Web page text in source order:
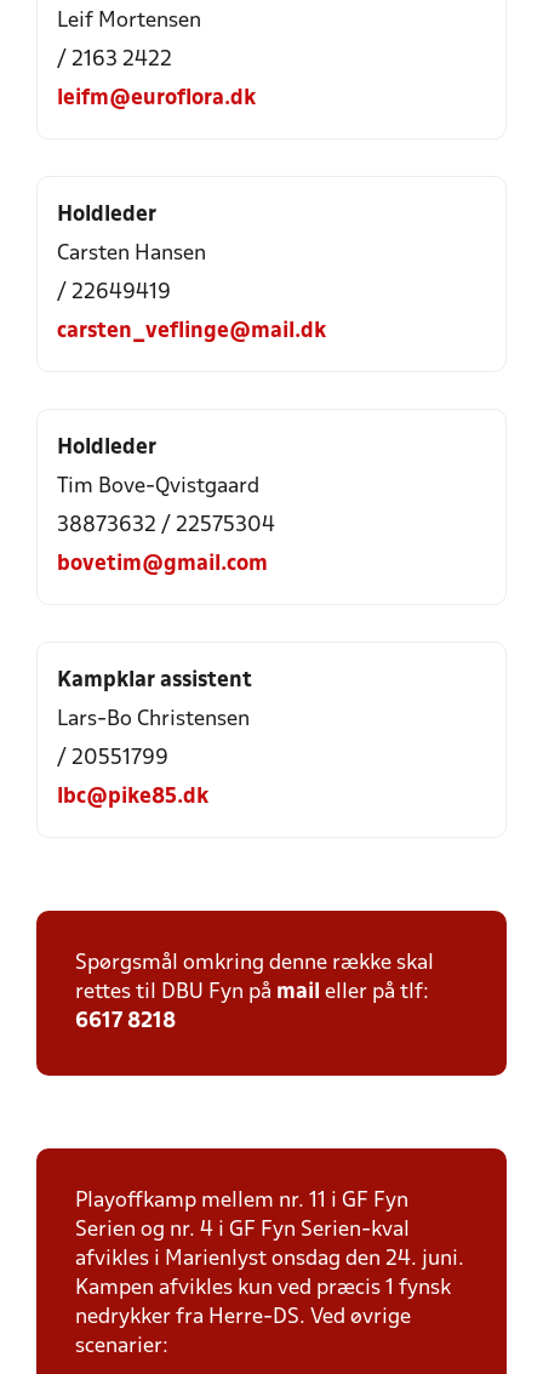
Leif Mortensen
/ 2163 2422
leifm@euroflora.dk
Holdleder
Carsten Hansen
/ 22649419
carsten_veflinge@mail.dk
Holdleder
Tim Bove-Qvistgaard
38873632 / 22575304
bovetim@gmail.com
Kampklar assistent
Lars-Bo Christensen
/ 20551799
lbc@pike85.dk
Spørgsmål omkring denne række skal
rettes til DBU Fyn på mail eller på tlf:
6617 8218
Playoffkamp mellem nr. 11 i GF Fyn
Serien og nr. 4 i GF Fyn Serien-kval
afvikles i Marienlyst onsdag den 24. juni.
Kampen afvikles kun ved præcis 1 fynsk
nedrykker fra Herre-DS. Ved øvrige
scenarier: